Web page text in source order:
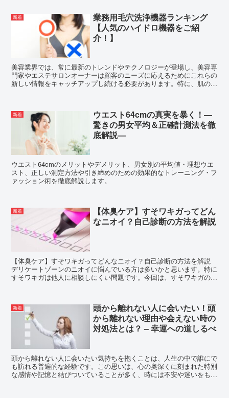
新着
業務用毛穴洗浄機器ランキング
【人気のハイドロ機器をご紹
介！】
美容業界では、常に最新のトレンドやテクノロジーが登場し、美容専
門家やエステサロンオーナーは顧客のニーズに応えるためにこれらの
新しい情報をキャッチアップし続ける必要があります。特に、肌の悩
新着
ウエスト64cmの真実を暴く！―
驚きの男女平均＆正確計測法を徹
底解説―
ウエスト64cmのメリットやデメリット、男女別の平均値・理想ウエ
スト、正しい測定方法や引き締めのための効果的なトレーニング・フ
ァッション術を徹底解説します。
新着
【体臭ケア】すそワキガってどん
なニオイ？自己診断の方法を解説
【体臭ケア】すそワキガってどんなニオイ？自己診断の方法を解説
デリケートゾーンのニオイに悩んでいる方は多いかと思います。特に
すそワキガは他人に相談しにくい問題です。今回は、すそワキガの特
新着
頭から離れない人に会いたい！頭
から離れない理由や会えない時の
対処法とは？ – 幸運への道しるべ
頭から離れない人に会いたい気持ちを抱くことは、人生の中で誰にで
も訪れる普遍的な経験です。この思いは、心の奥深くに刻まれた特別
な感情や記憶と結びついていることが多く、時には不安や迷いをもた